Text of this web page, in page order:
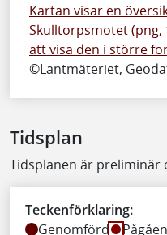
Kartan visar en
Skulltorpsmotet (png,
att visa den i större
©Lantmäteriet,
Tidsplan
Tidsplanen är preliminär
Teckenförklaring:
Genomförd